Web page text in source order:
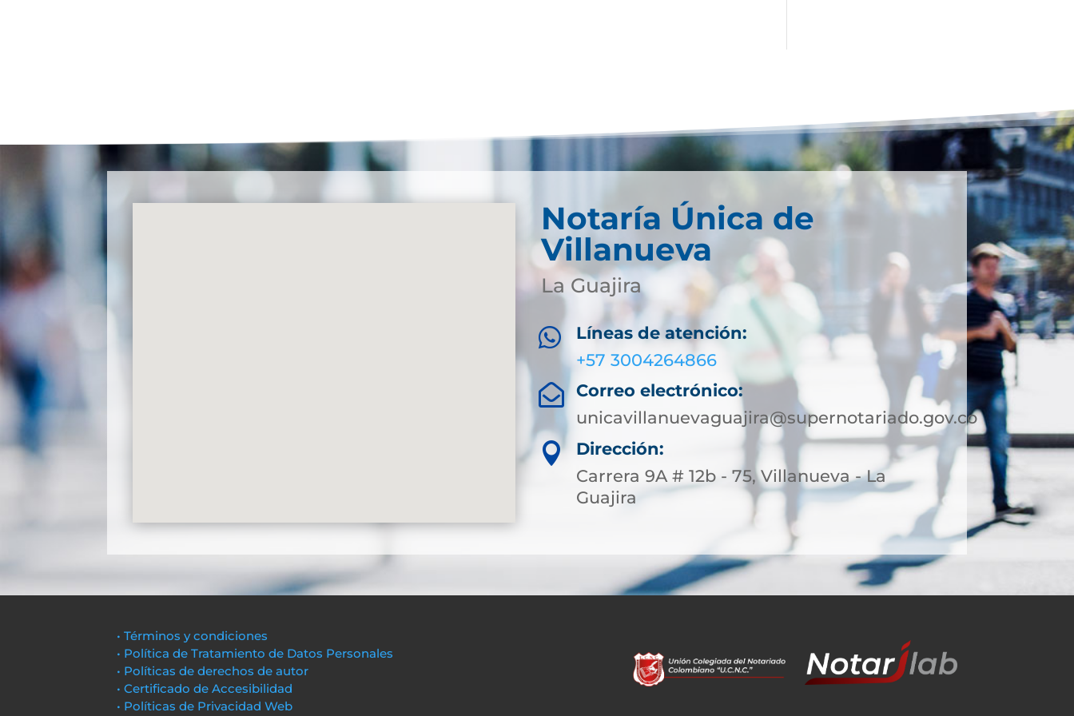
Notaría Única de
Villanueva
La Guajira

Líneas de atención:
+57 3004264866

Correo electrónico:
unicavillanuevaguajira@supernotariado.gov.co

Dirección:
Carrera 9A # 12b - 75, Villanueva - La
Guajira
• Términos y condiciones
• Política de Tratamiento de Datos Personales
• Políticas de derechos de autor
• Certificado de Accesibilidad
• Políticas de Privacidad Web